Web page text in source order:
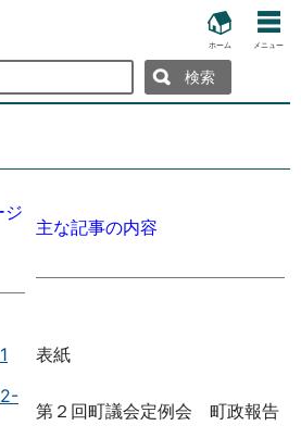
ホーム メニュー
ジ
主な記事の内容
表紙
第２回町議会定例会 町政報告